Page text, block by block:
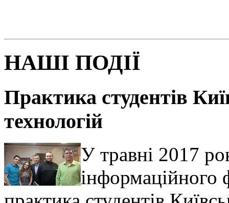
НАШІ ПОДІЇ
Практика студентів
технологій
У травні 2017